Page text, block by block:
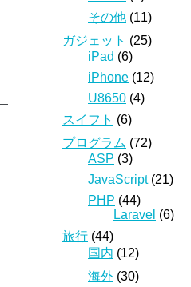
その他 (11)
ガジェット (25)
iPad (6)
iPhone (12)
U8650 (4)
スイフト (6)
プログラム (72)
ASP (3)
JavaScript(21)
PHP (44)
Laravel (6)
旅行 (44)
国内 (12)
海外 (30)